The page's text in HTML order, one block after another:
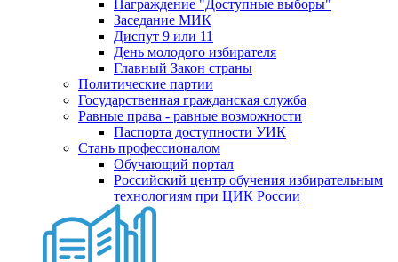
Награждение "Доступные выборы"
Заседание МИК
Диспут 9 или 11
День молодого избирателя
Главный Закон страны
Политические партии
Государственная гражданская служба
Равные права - равные возможности
Паспорта доступности УИК
Стань профессионалом
Обучающий портал
Российский центр обучения избирательным
технологиям при ЦИК России